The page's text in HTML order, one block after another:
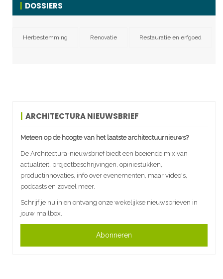
DOSSIERS
Herbestemming Renovatie Restauratie en erfgoed
ARCHITECTURA NIEUWSBRIEF
Meteen op de hoogte van het laatste architectuurnieuws?
De Architectura-nieuwsbrief biedt een boeiende mix van
actualiteit, projectbeschrijvingen, opiniestukken,
productinnovaties, info over evenementen, maar video's,
podcasts en zoveel meer.
Schrijf je nu in en ontvang onze wekelijkse nieuwsbrieven in
jouw mailbox.
Abonneren